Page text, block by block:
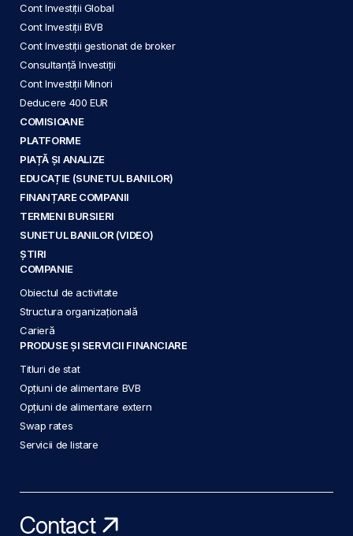
Cont Investiții Global
Cont Investiții BVB
Cont Investiții gestionat de broker
Consultanță Investiții
Cont Investiții Minori
Deducere 400 EUR
COMISIOANE
PLATFORME
PIAȚĂ ȘI ANALIZE
EDUCAȚIE (SUNETUL BANILOR)
FINANȚARE COMPANII
TERMENI BURSIERI
SUNETUL BANILOR (VIDEO)
ȘTIRI
COMPANIE
Obiectul de activitate
Structura organizațională
Carieră
PRODUSE ȘI SERVICII FINANCIARE
Titluri de stat
Opțiuni de alimentare BVB
Opțiuni de alimentare extern
Swap rates
Servicii de listare
Contact